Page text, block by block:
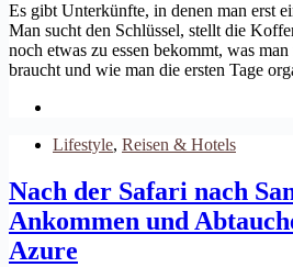
Es gibt Unterkünfte, in denen man erst
Man sucht den Schlüssel, stellt die
noch etwas zu essen bekommt, was
braucht und wie man die ersten Tage
Lifestyle, Reisen & Hotels
Nach der Safari nach
Ankommen und
Azure